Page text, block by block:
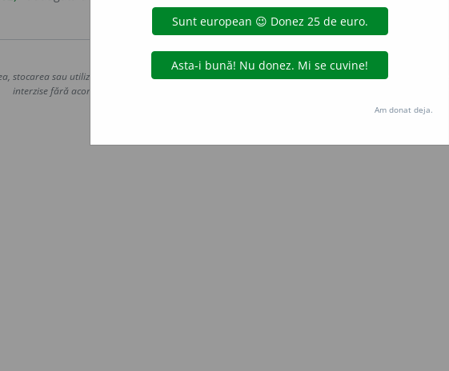
Copyright © 2004-2026 dexonline (https://dexonline.ro)
stocarea sau utilizarea datelor de pe acest site, inclusiv prin orice metode de extragere automată
interzise fără acordul nostru prealabil scris, cu excepția seturilor de date oferite oficial spre utilizare
Hosterion
Am donat deja.